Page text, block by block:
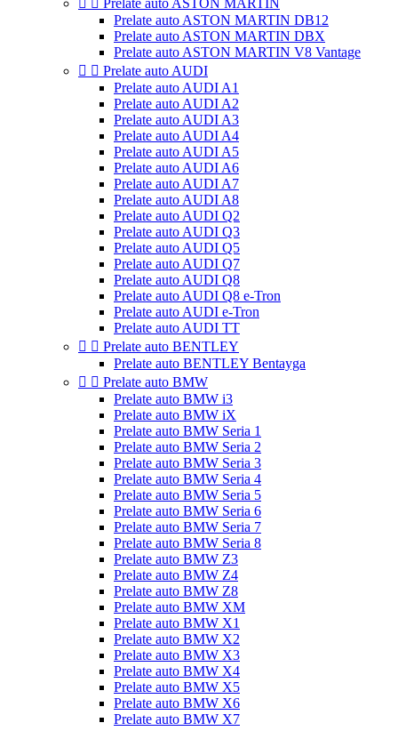
  Prelate auto ASTON MARTIN
Prelate auto ASTON MARTIN DB12
Prelate auto ASTON MARTIN DBX
Prelate auto ASTON MARTIN V8 Vantage
  Prelate auto AUDI
Prelate auto AUDI A1
Prelate auto AUDI A2
Prelate auto AUDI A3
Prelate auto AUDI A4
Prelate auto AUDI A5
Prelate auto AUDI A6
Prelate auto AUDI A7
Prelate auto AUDI A8
Prelate auto AUDI Q2
Prelate auto AUDI Q3
Prelate auto AUDI Q5
Prelate auto AUDI Q7
Prelate auto AUDI Q8
Prelate auto AUDI Q8 e-Tron
Prelate auto AUDI e-Tron
Prelate auto AUDI TT
  Prelate auto BENTLEY
Prelate auto BENTLEY Bentayga
  Prelate auto BMW
Prelate auto BMW i3
Prelate auto BMW iX
Prelate auto BMW Seria 1
Prelate auto BMW Seria 2
Prelate auto BMW Seria 3
Prelate auto BMW Seria 4
Prelate auto BMW Seria 5
Prelate auto BMW Seria 6
Prelate auto BMW Seria 7
Prelate auto BMW Seria 8
Prelate auto BMW Z3
Prelate auto BMW Z4
Prelate auto BMW Z8
Prelate auto BMW XM
Prelate auto BMW X1
Prelate auto BMW X2
Prelate auto BMW X3
Prelate auto BMW X4
Prelate auto BMW X5
Prelate auto BMW X6
Prelate auto BMW X7